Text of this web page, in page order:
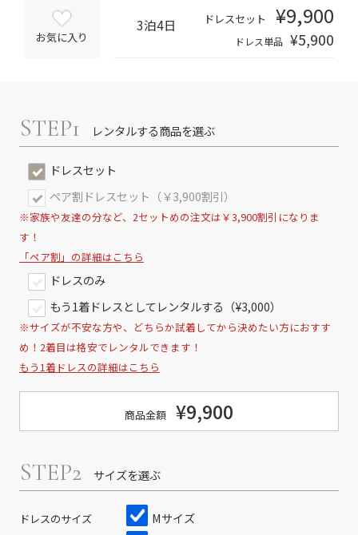
お気に入り
3泊4日 ドレスセット ¥9,900
ドレス単品 ¥5,900
STEP1 レンタルする商品を選ぶ
ドレスセット
ペア割ドレスセット（￥3,900割引）
※家族や友達の分など、2セットめの注文は￥3,900割引になりま
す！
「ペア割」の詳細はこちら
ドレスのみ
もう1着ドレスとしてレンタルする（¥3,000）
※サイズが不安な方や、どちらか試着してから決めたい方におすす
め！2着目は格安でレンタルできます！
もう1着ドレスの詳細はこちら
商品金額 ¥9,900
STEP2 サイズを選ぶ
ドレスのサイズ Mサイズ